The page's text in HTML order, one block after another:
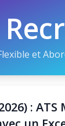
et
: ATS